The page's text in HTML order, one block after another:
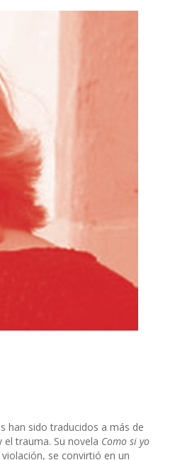
han sido traducidos a más de
trauma. Su novela Como si yo
se convirtió en un